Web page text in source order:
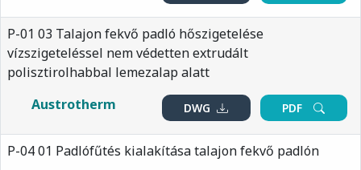
P-01 03 Talajon fekvő padló hőszigetelése
vízszigeteléssel nem védetten extrudált
polisztirolhabbal lemezalap alatt
Austrotherm
DWG PDF
P-04 01 Padlófűtés kialakítása talajon fekvő padlón